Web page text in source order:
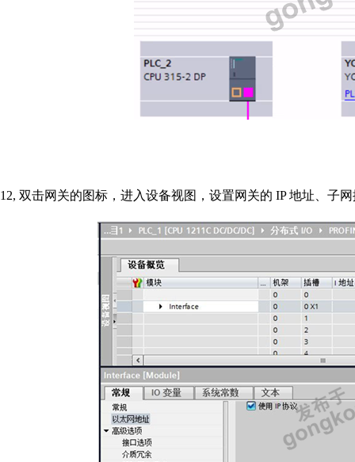
12, 双击网关的图标，进入设备视图，设置网关的 IP地址、子